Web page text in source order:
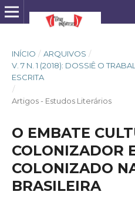
INÍCIO / ARQUIVOS /
V. 7 N. 1 (2018): DOSSIÊ O
ESCRITA
/
Artigos - Estudos Literários
O EMBATE
COLONIZADOR
COLONIZADO
BRASILEIRA